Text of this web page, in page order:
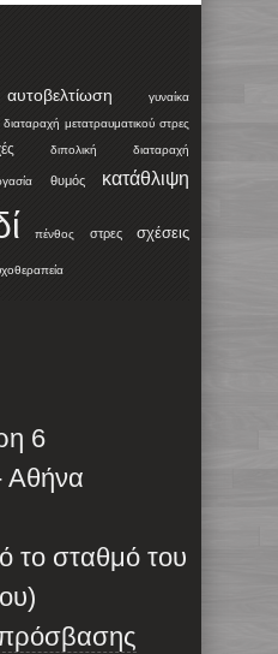
αυτοβελτίωση γυναίκα
διαταραχή μετατραυματικού στρες
διπολική διαταραχή
θυμός κατάθλιψη
πένθος στρες σχέσεις
6
Αθήνα
το σταθμό του